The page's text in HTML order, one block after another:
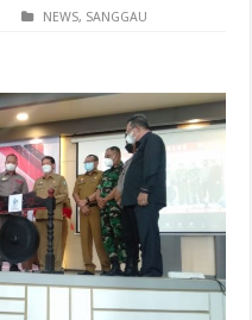
NEWS, SANGGAU